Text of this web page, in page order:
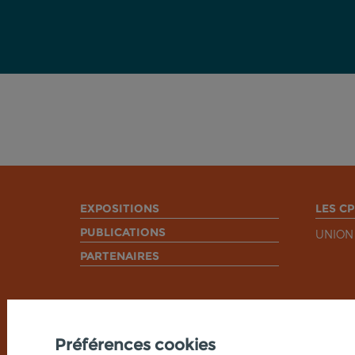
EXPOSITIONS
PUBLICATIONS
PARTENAIRES
LES
Préférences cookies